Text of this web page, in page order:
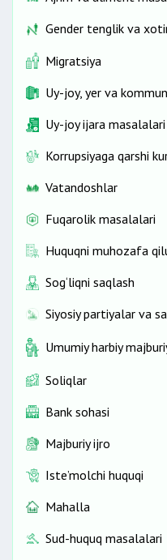
Gender tenglik va
Migratsiya
Uy-joy, yer va
Uy-joy ijara masalalari
Korrupsiyaga qarshi
Vatandoshlar
Fuqarolik masalalari
Huquqni muhozafa
Sog‘liqni saqlash
Siyosiy partiyalar va
Umumiy harbiy
Soliqlar
Bank sohasi
Majburiy ijro
Iste’molchi huquqi
Mahalla
Sud-huquq masalalari